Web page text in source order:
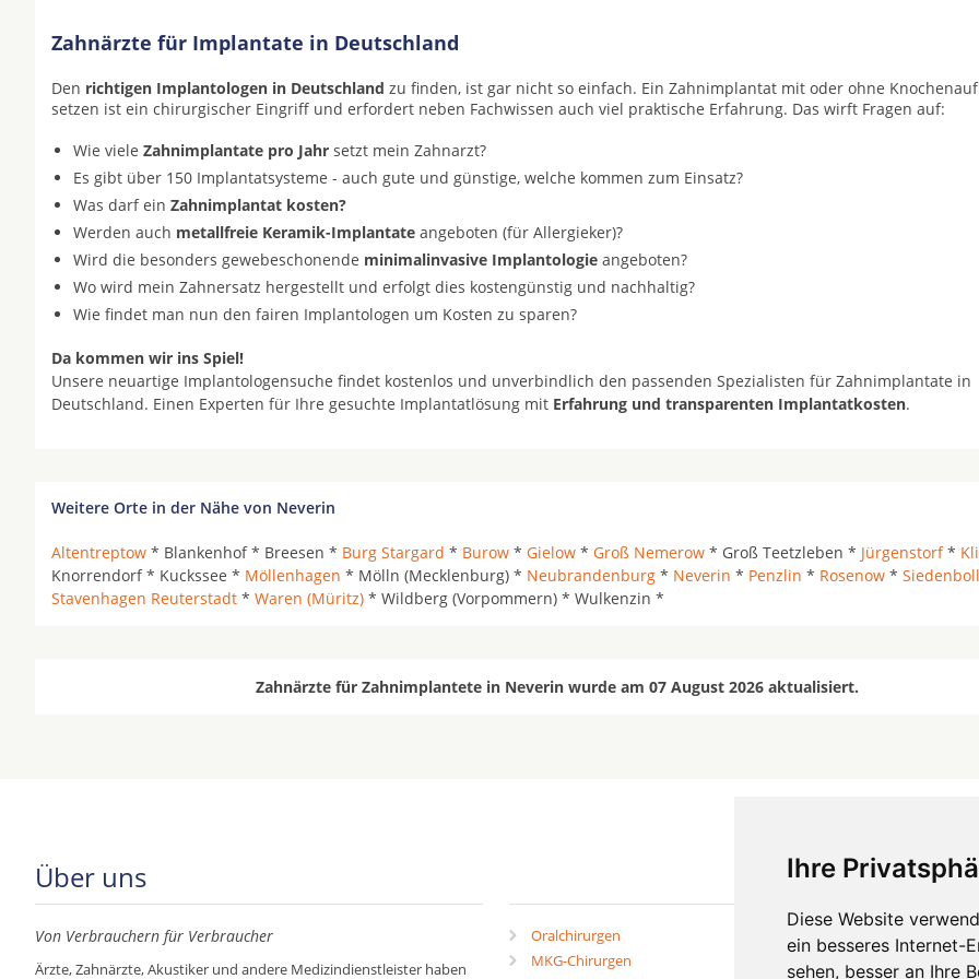
Ihre
Diese Website
ein besseres Internet-
sehen, besser an Ihre
Zahnärzte für Implantate in Deutschland
Den richtigen Implantologen in Deutschland zu finden, ist gar nicht so einfach. Ein Zahnimplantat mit oder ohne
setzen ist ein chirurgischer Eingriff und erfordert neben Fachwissen auch viel praktische Erfahrung. Das wirft Fragen auf:
Wie viele Zahnimplantate pro Jahr setzt mein Zahnarzt?
Es gibt über 150 Implantatsysteme - auch gute und günstige, welche kommen zum Einsatz?
Was darf ein Zahnimplantat kosten?
Werden auch metallfreie Keramik-Implantate angeboten (für Allergieker)?
Wird die besonders gewebeschonende minimalinvasive Implantologie angeboten?
Wo wird mein Zahnersatz hergestellt und erfolgt dies kostengünstig und nachhaltig?
Wie findet man nun den fairen Implantologen um Kosten zu sparen?
Da kommen wir ins Spiel!
Unsere neuartige Implantologensuche findet kostenlos und unverbindlich den passenden Spezialisten für Zahnimplantate in
Deutschland. Einen Experten für Ihre gesuchte Implantatlösung mit Erfahrung und transparenten Implantatkosten.
Weitere Orte in der Nähe von Neverin
Altentreptow * Blankenhof * Breesen * Burg Stargard * Burow * Gielow * Groß Nemerow * Groß Teetzleben * Jürgenstorf*
Knorrendorf * Kuckssee * Möllenhagen * Mölln (Mecklenburg) * Neubrandenburg * Neverin * Penzlin * Rosenow *
Stavenhagen Reuterstadt * Waren (Müritz) * Wildberg (Vorpommern) * Wulkenzin *
Zahnärzte für Zahnimplantete in Neverin wurde am 07 August 2026 aktualisiert.
Über uns
Von Verbrauchern für Verbraucher
Ärzte, Zahnärzte, Akustiker und andere Medizindienstleister haben
Oralchirurgen
MKG-Chirurgen
Zahnärzte in Städten
Zahnärzte in Stadtteilen